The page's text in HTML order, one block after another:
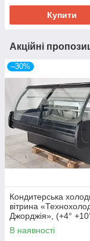
Купити
Акційні
–30%
Кондитерська
вітрина
Джорджія», (+4°
(Україна), викладка
у
В наявності